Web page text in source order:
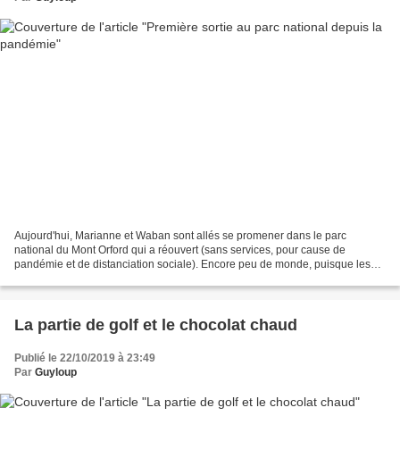
Aujourd'hui, Marianne et Waban sont allés se promener dans le parc
national du Mont Orford qui a réouvert (sans services, pour cause de
pandémie et de distanciation sociale). Encore peu de monde, puisque les
La partie de golf et le chocolat chaud
Publié le 22/10/2019 à 23:49
Par Guyloup